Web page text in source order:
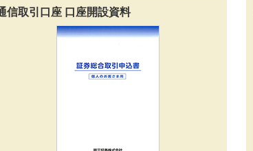
信取引口座 口座開設資料